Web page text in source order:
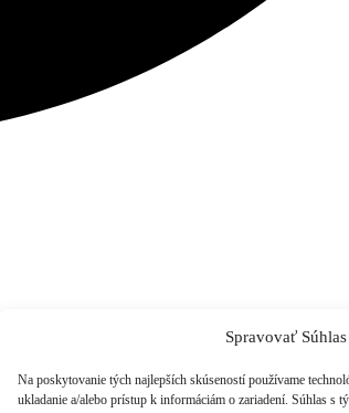
Spravovať Súhlas
Na poskytovanie tých najlepších skúseností používame
ukladanie a/alebo prístup k informáciám o zariadení. Súhlas s